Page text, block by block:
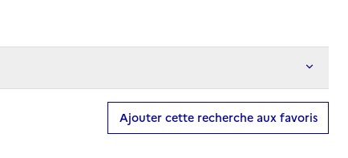
Ajouter cette recherche aux favoris